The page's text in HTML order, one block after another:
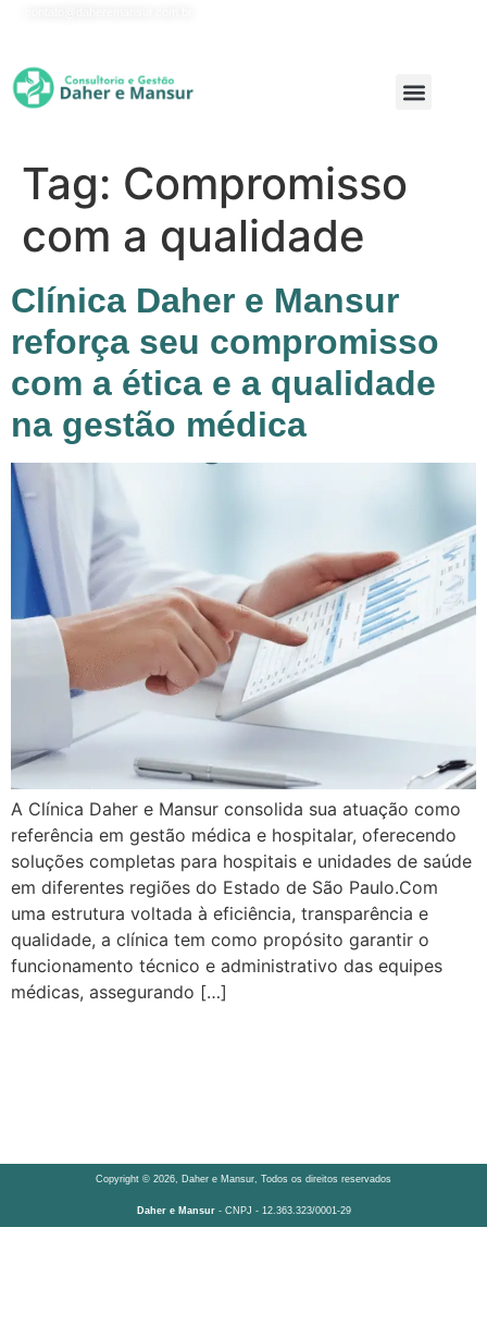
Tag: Compromisso
com a qualidade
Clínica Daher e Mansur
reforça seu compromisso
com a ética e a qualidade
na gestão médica
A Clínica Daher e Mansur consolida sua atuação como
referência em gestão médica e hospitalar, oferecendo
soluções completas para hospitais e unidades de saúde
em diferentes regiões do Estado de São Paulo.Com
uma estrutura voltada à eficiência, transparência e
qualidade, a clínica tem como propósito garantir o
funcionamento técnico e administrativo das equipes
médicas, assegurando […]
Copyright © 2026, Daher e Mansur, Todos os direitos reservados
Daher e Mansur- CNPJ - 12.363.323/0001-29